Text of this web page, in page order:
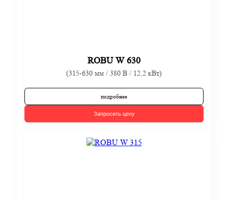
ROBU W 630
(315-630 мм / 380 В / 12,2 кВт)
подробнее
Запросить цену